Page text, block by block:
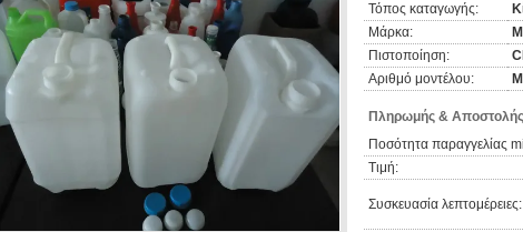
Τόπος καταγωγής:
Μάρκα:
Πιστοποίηση:
Αριθμό μοντέλου:
Πληρωμής &
Ποσότητα παραγγελίας
Τιμή:
Συσκευασία λεπτομέρειες: